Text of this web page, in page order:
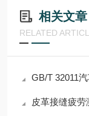
相关文章
RELATED
GB/T 32011汽
皮革接缝疲